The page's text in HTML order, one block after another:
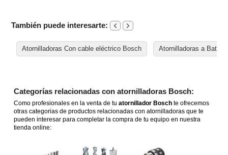
También puede interesarte:
Atornilladoras Con cable eléctrico Bosch Atornilladoras a
Categorías relacionadas con atornilladoras Bosch:
Como profesionales en la venta de tuatornillador Bosch te ofrecemos
otras categorias de productos relacionadas con atornilladoras que te
pueden interesar para completar la compra de tu equipo en nuestra
tienda online: